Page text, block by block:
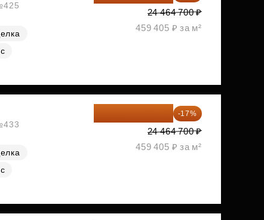
24 464 700 ₽
459 405 ₽ за м²
-17%
24 464 700 ₽
459 405 ₽ за м²